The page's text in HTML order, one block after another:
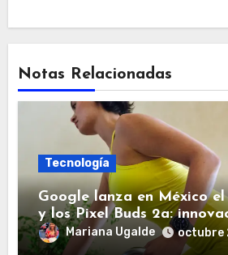
Notas Relacionadas
Tecnología
Google lanza en México
y los Pixel Buds 2a:
al alcance de tu mano
Mariana Ugalde octubre